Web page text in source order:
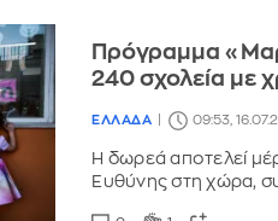
Πρόγραμμα
240 σχολεία με
ΕΛΛΑΔΑ 09:53,
Η δωρεά αποτελεί
Ευθύνης στη χώρα,